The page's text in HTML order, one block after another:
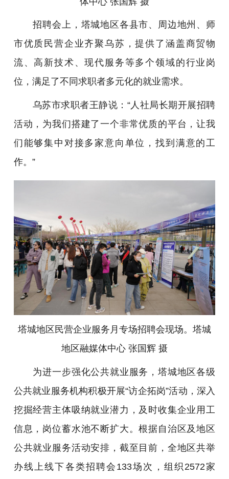
招聘会上，塔城地区各县市、周边地州、师
市优质民营企业齐聚乌苏，提供了涵盖商贸物
流、高新技术、现代服务等多个领域的行业岗
位，满足了不同求职者多元化的就业需求。
乌苏市求职者王静说：“人社局长期开展招聘
活动，为我们搭建了一个非常优质的平台，让我
们能够集中对接多家意向单位，找到满意的工
作。”
塔城地区民营企业服务月专场招聘会现场。塔城
地区融媒体中心 张国辉 摄
为进一步强化公共就业服务，塔城地区各级
公共就业服务机构积极开展“访企拓岗”活动，深入
挖掘经营主体吸纳就业潜力，及时收集企业用工
信息，岗位蓄水池不断扩大。根据自治区及地区
公共就业服务活动安排，截至目前，全地区共举
办线上线下各类招聘会133场次，组织2572家